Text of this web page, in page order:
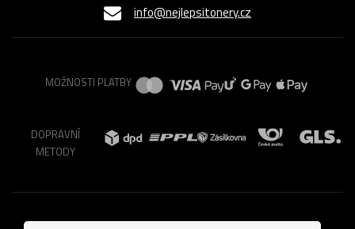
info@nejlepsitonery.cz
MOŽNOSTI PLATBY
DOPRAVNÍ
METODY